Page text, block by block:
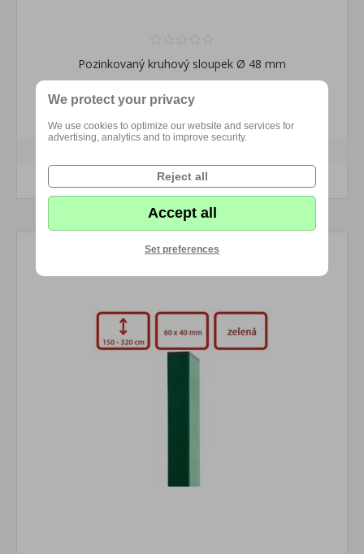
Pozinkovaný kruhový sloupek Ø 48 mm
KOUPIT
We protect your privacy
We use cookies to optimize our website and services for
advertising, analytics and to improve security.
Reject all
Accept all
Set preferences